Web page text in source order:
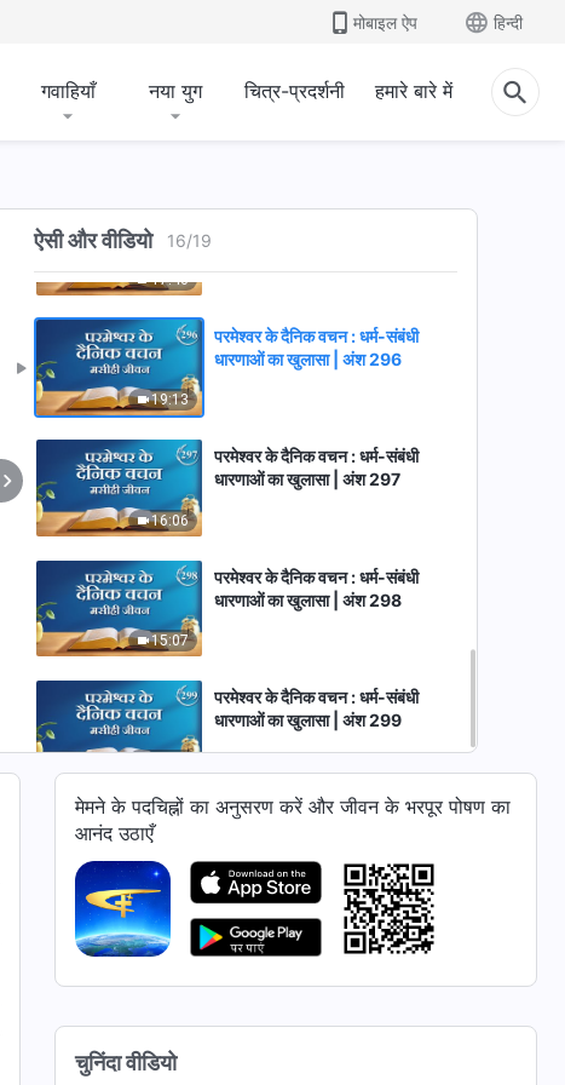
मोबाइल ऐप हिन्दी
गवाहियाँ नया युग चित्र-प्रदर्शनी हमारे बारे में
ऐसी और वीडियो 16/19
परमेश्वर के दैनिक वचन : धर्म-संबंधी
17:40
परमेश्वर के दैनिक वचन : धर्म-संबंधी
19:13
परमेश्वर के दैनिक वचन : धर्म-संबंधी
धारणाओं का खुलासा | अंश 296
16:06
परमेश्वर के दैनिक वचन : धर्म-संबंधी
धारणाओं का खुलासा | अंश 297
15:07
परमेश्वर के दैनिक वचन : धर्म-संबंधी
धारणाओं का खुलासा | अंश 298
परमेश्वर के दैनिक वचन : धर्म-संबंधी
धारणाओं का खुलासा | अंश 299
मेमने के पदचिह्नों का अनुसरण करें और जीवन के भरपूर पोषण का
आनंद उठाएँ
चुनिंदा वीडियो